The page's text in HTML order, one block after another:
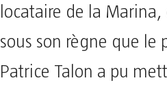
locataire de la Marina,
sous son règne que le
Patrice Talon a pu